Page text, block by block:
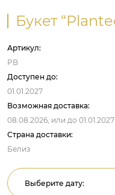
Букет
Артикул:
PB
Доступен до:
01.01.2027
Возможная доставка:
08.08.2026, или до 01.01.2027
Страна доставки:
Белиз
Выберите дату: